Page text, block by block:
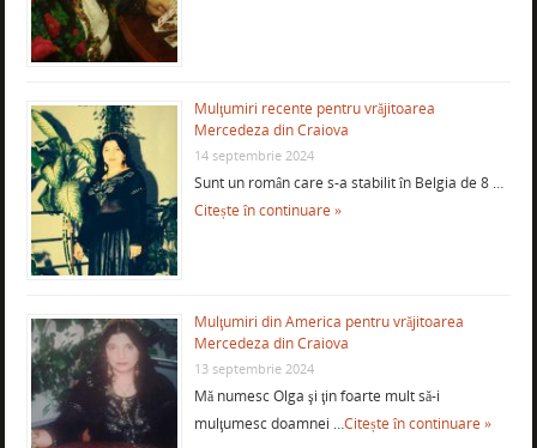
Mulţumiri recente pentru vrăjitoarea
Mercedeza din Craiova
14 septembrie 2024
Sunt un român care s-a stabilit în Belgia de 8 …
Citește în continuare »
Mulţumiri din America pentru vrăjitoarea
Mercedeza din Craiova
13 septembrie 2024
Mă numesc Olga şi ţin foarte mult să-i
mulţumesc doamnei …Citește în continuare »